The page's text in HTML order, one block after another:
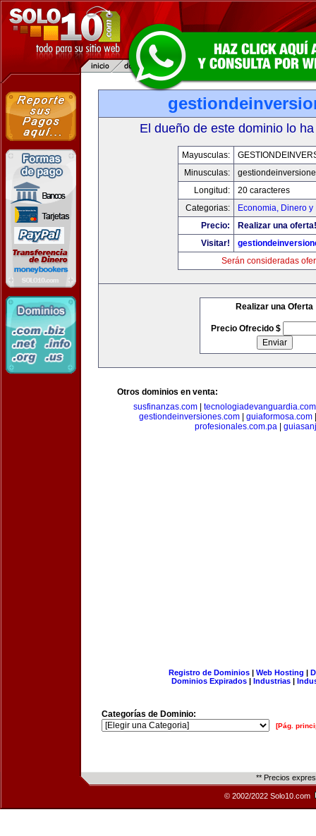
El dueño de este dominio lo
Mayusculas:
Minusculas:
Longitud:
20 caracteres
Categorias:
Economia, Dinero y
Precio:
Realizar una oferta!
Visitar!
Serán consideradas
Realizar una Oferta
Precio Ofrecido $
Otros dominios en venta:
susfinanzas.com| tecnologiadevanguardia.com
gestiondeinversiones.com| guiaformosa.com
profesionales.com.pa
Registro de Dominios| Web Hosting |
Dominios Expirados | Industrias |
Categorías de Dominio:
[Pág.
** Precios
© 2002/2022 Solo10.com